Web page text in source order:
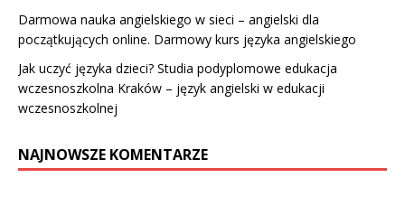
Darmowa nauka angielskiego w sieci – angielski dla
początkujących online. Darmowy kurs języka angielskiego
Jak uczyć języka dzieci? Studia podyplomowe edukacja
wczesnoszkolna Kraków – język angielski w edukacji
wczesnoszkolnej
NAJNOWSZE KOMENTARZE